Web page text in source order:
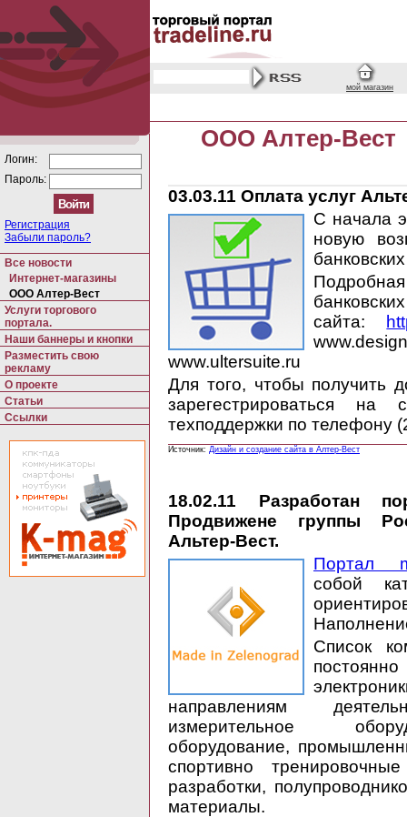
мой магазин
Логин:
Пароль:
Регистрация
Забыли пароль?
Все новости
Интернет-магазины
ООО Алтер-Вест
Услуги торгового
портала.
Наши баннеры и кнопки
Разместить свою
рекламу
О проекте
Статьи
Ссылки
ООО Алтер-Вест
03.03.11 Оплата услуг
С начала
новую
сайта:
www.ultersuite.ru
Для того, чтобы получить
зарегестрироваться
техподдержки по телефону
Источник: Дизайн и создание сайта в Алтер-Вест
18.02.11 Разработан
Продвижене группы
Альтер-Вест.
Портал
собой
Список
направлениям
измерительное
оборудование,
спортивно
разработки,
материалы.